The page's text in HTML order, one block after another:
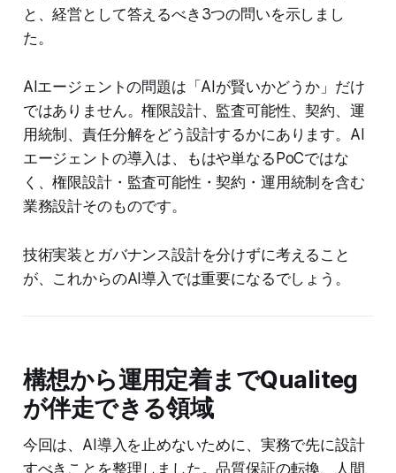
と、経営として答えるべき3つの問いを示しまし
た。
AIエージェントの問題は「AIが賢いかどうか」だけ
ではありません。権限設計、監査可能性、契約、運
用統制、責任分解をどう設計するかにあります。AI
エージェントの導入は、もはや単なるPoCではな
く、権限設計・監査可能性・契約・運用統制を含む
業務設計そのものです。
技術実装とガバナンス設計を分けずに考えること
が、これからのAI導入では重要になるでしょう。
構想から運用定着までQualiteg
が伴走できる領域
今回は、AI導入を止めないために、実務で先に設計
すべきことを整理しました。品質保証の転換、人間